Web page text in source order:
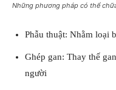
Những phương pháp có thể
Phẫu thuật: Nhằm loại
Ghép gan: Thay thế
người